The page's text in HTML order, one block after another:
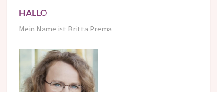
HALLO
Mein Name ist Britta Prema.